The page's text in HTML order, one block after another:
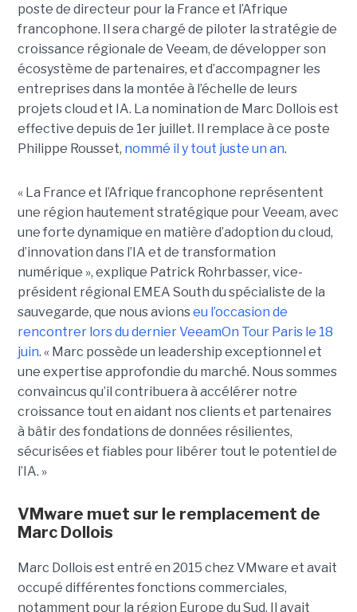
poste de directeur pour la France et l’Afrique
francophone. Il sera chargé de piloter la stratégie de
croissance régionale de Veeam, de développer son
écosystème de partenaires, et d’accompagner les
entreprises dans la montée à l’échelle de leurs
projets cloud et IA. La nomination de Marc Dollois est
effective depuis de 1er juillet. Il remplace à ce poste
Philippe Rousset, nommé il y tout juste un an.
« La France et l’Afrique francophone représentent
une région hautement stratégique pour Veeam, avec
une forte dynamique en matière d’adoption du cloud,
d’innovation dans l’IA et de transformation
numérique », explique Patrick Rohrbasser, vice-
président régional EMEA South du spécialiste de la
sauvegarde, que nous avionseu l’occasion de
rencontrer lors du dernier VeeamOn Tour Paris le 18
juin. « Marc possède un leadership exceptionnel et
une expertise approfondie du marché. Nous sommes
convaincus qu’il contribuera à accélérer notre
croissance tout en aidant nos clients et partenaires
à bâtir des fondations de données résilientes,
sécurisées et fiables pour libérer tout le potentiel de
l’IA. »
VMware muet sur le remplacement de
Marc Dollois
Marc Dollois est entré en 2015 chez VMware et avait
occupé différentes fonctions commerciales,
notamment pour la région Europe du Sud. Il avait